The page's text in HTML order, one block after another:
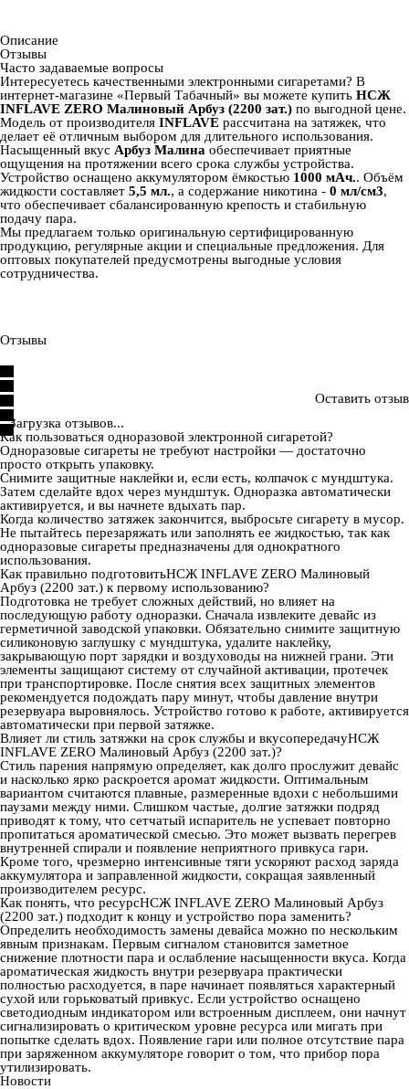
Описание
Отзывы
Часто задаваемые вопросы
Интересуетесь качественными электронными сигаретами? В
интернет‑магазине «Первый Табачный» вы можете купить НСЖ
INFLAVE ZERO Малиновый Арбуз (2200 зат.) по выгодной цене.
Модель от производителя INFLAVE рассчитана на затяжек, что
делает её отличным выбором для длительного использования.
Насыщенный вкус Арбуз Малина обеспечивает приятные
ощущения на протяжении всего срока службы устройства.
Устройство оснащено аккумулятором ёмкостью 1000 мАч.. Объём
жидкости составляет 5,5 мл., а содержание никотина - 0 мл/см3,
что обеспечивает сбалансированную крепость и стабильную
подачу пара.
Мы предлагаем только оригинальную сертифицированную
продукцию, регулярные акции и специальные предложения. Для
оптовых покупателей предусмотрены выгодные условия
сотрудничества.
Отзывы
Оставить отзыв
Загрузка отзывов...
Как пользоваться одноразовой электронной сигаретой?
Одноразовые сигареты не требуют настройки — достаточно
просто открыть упаковку.
Снимите защитные наклейки и, если есть, колпачок с мундштука.
Затем сделайте вдох через мундштук. Одноразка автоматически
активируется, и вы начнете вдыхать пар.
Когда количество затяжек закончится, выбросьте сигарету в мусор.
Не пытайтесь перезаряжать или заполнять ее жидкостью, так как
одноразовые сигареты предназначены для однократного
использования.
Как правильно подготовитьНСЖ INFLAVE ZERO Малиновый
Арбуз (2200 зат.) к первому использованию?
Подготовка не требует сложных действий, но влияет на
последующую работу одноразки. Сначала извлеките девайс из
герметичной заводской упаковки. Обязательно снимите защитную
силиконовую заглушку с мундштука, удалите наклейку,
закрывающую порт зарядки и воздуховоды на нижней грани. Эти
элементы защищают систему от случайной активации, протечек
при транспортировке. После снятия всех защитных элементов
рекомендуется подождать пару минут, чтобы давление внутри
резервуара выровнялось. Устройство готово к работе, активируется
автоматически при первой затяжке.
Влияет ли стиль затяжки на срок службы и вкусопередачуНСЖ
INFLAVE ZERO Малиновый Арбуз (2200 зат.)?
Стиль парения напрямую определяет, как долго прослужит девайс
и насколько ярко раскроется аромат жидкости. Оптимальным
вариантом считаются плавные, размеренные вдохи с небольшими
паузами между ними. Слишком частые, долгие затяжки подряд
приводят к тому, что сетчатый испаритель не успевает повторно
пропитаться ароматической смесью. Это может вызвать перегрев
внутренней спирали и появление неприятного привкуса гари.
Кроме того, чрезмерно интенсивные тяги ускоряют расход заряда
аккумулятора и заправленной жидкости, сокращая заявленный
производителем ресурс.
Как понять, что ресурсНСЖ INFLAVE ZERO Малиновый Арбуз
(2200 зат.) подходит к концу и устройство пора заменить?
Определить необходимость замены девайса можно по нескольким
явным признакам. Первым сигналом становится заметное
снижение плотности пара и ослабление насыщенности вкуса. Когда
ароматическая жидкость внутри резервуара практически
полностью расходуется, в паре начинает появляться характерный
сухой или горьковатый привкус. Если устройство оснащено
светодиодным индикатором или встроенным дисплеем, они начнут
сигнализировать о критическом уровне ресурса или мигать при
попытке сделать вдох. Появление гари или полное отсутствие пара
при заряженном аккумуляторе говорит о том, что прибор пора
утилизировать.
Новости